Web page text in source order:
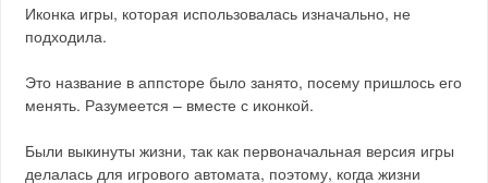
Иконка игры, которая использовалась изначально, не
подходила.
Это название в аппсторе было занято, посему пришлось его
менять. Разумеется – вместе с иконкой.
Были выкинуты жизни, так как первоначальная версия игры
делалась для игрового автомата, поэтому, когда жизни